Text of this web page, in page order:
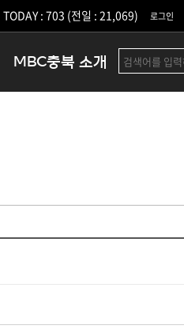
TODAY : 703 (전일 : 21,069) 로그인
MBC충북 소개
오시는길